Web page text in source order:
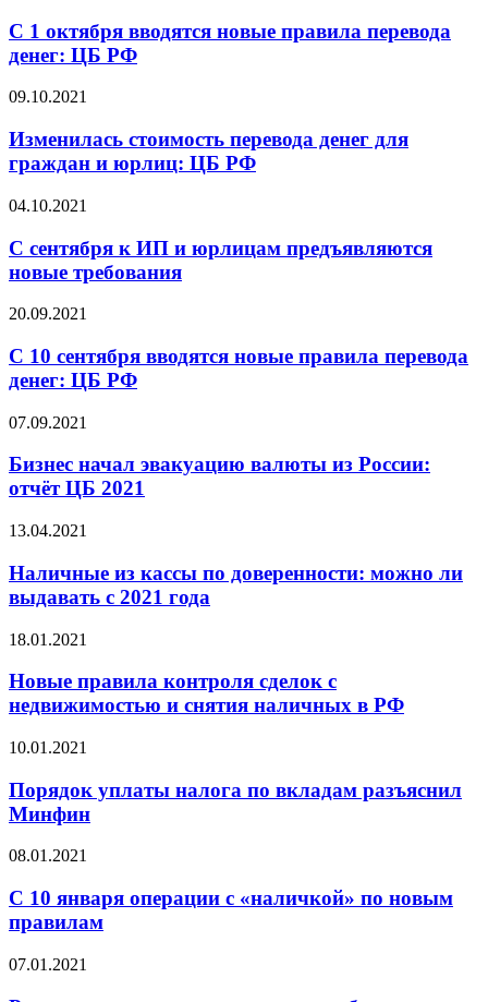
С 1 октября вводятся новые правила перевода
денег: ЦБ РФ
09.10.2021
Изменилась стоимость перевода денег для
граждан и юрлиц: ЦБ РФ
04.10.2021
С сентября к ИП и юрлицам предъявляются
новые требования
20.09.2021
С 10 сентября вводятся новые правила перевода
денег: ЦБ РФ
07.09.2021
Бизнес начал эвакуацию валюты из России:
отчёт ЦБ 2021
13.04.2021
Наличные из кассы по доверенности: можно ли
выдавать с 2021 года
18.01.2021
Новые правила контроля сделок с
недвижимостью и снятия наличных в РФ
10.01.2021
Порядок уплаты налога по вкладам разъяснил
Минфин
08.01.2021
С 10 января операции с «наличкой» по новым
правилам
07.01.2021